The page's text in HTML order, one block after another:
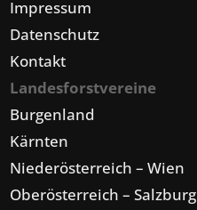
Impressum
Datenschutz
Kontakt
Landesforstvereine
Burgenland
Kärnten
Niederösterreich – Wien
Oberösterreich – Salzburg